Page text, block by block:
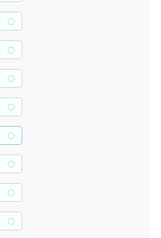
+
+
+
+
+
+
+
+